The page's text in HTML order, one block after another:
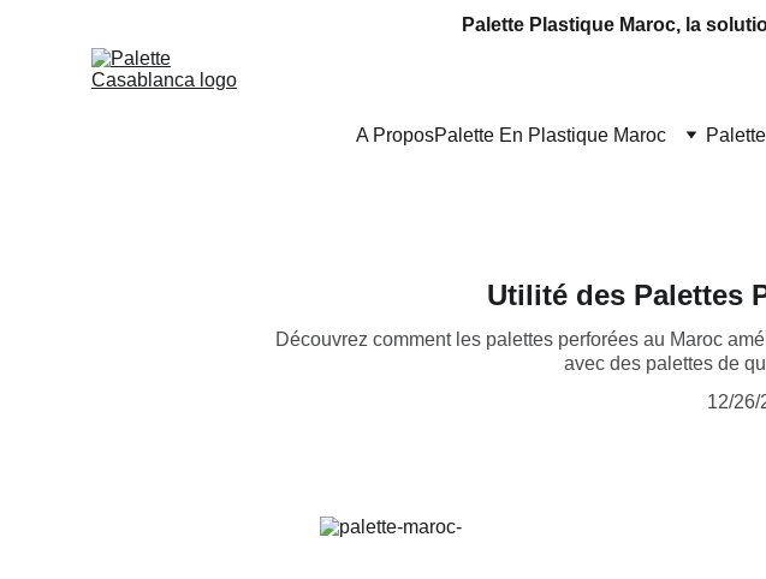
Palette Plastique Maroc, la
A ProposPalette En Plastique Maroc
Utilité des Palettes
Découvrez comment les palettes perforées au Maroc
avec des palettes de
12/26/